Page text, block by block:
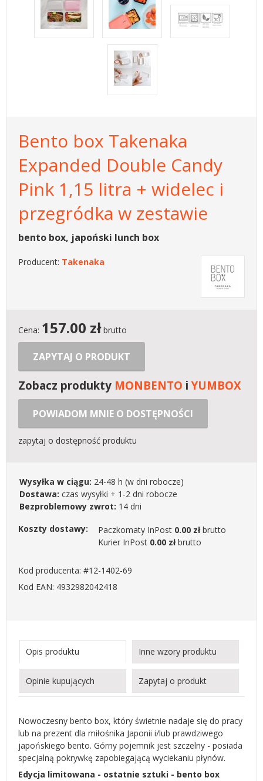
Bento box Takenaka
Expanded Double Candy
Pink 1,15 litra + widelec i
przegródka w zestawie
bento box, japoński lunch box
Producent: Takenaka
Cena: 157.00 złbrutto
ZAPYTAJ O PRODUKT
Zobacz produkty MONBENTO iYUMBOX
POWIADOM MNIE O DOSTĘPNOŚCI
zapytaj o dostępność produktu
Wysyłka w ciągu: 24-48 h (w dni robocze)
Dostawa: czas wysyłki + 1-2 dni robocze
Bezproblemowy zwrot: 14 dni
Koszty dostawy:
Paczkomaty InPost 0.00 złbrutto
Kurier InPost 0.00 złbrutto
Kod producenta: #12-1402-69
Kod EAN: 4932982042418
Opis produktu Inne wzory produktu
Opinie kupujących Zapytaj o produkt
Nowoczesny bento box, który świetnie nadaje się do pracy
lub na prezent dla miłośnika Japonii i/lub prawdziwego
japońskiego bento. Górny pojemnik jest szczelny - posiada
specjalną pokrywkę zapobiegającą wyciekaniu płynów.
Edycja limitowana - ostatnie sztuki - bento box